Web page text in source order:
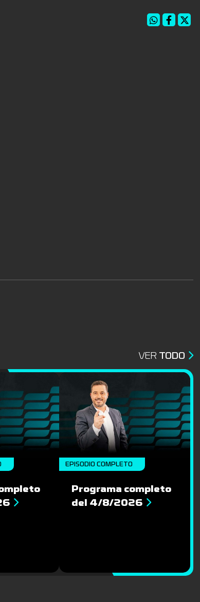
VER TODO
EPISODIO COMPLETO
Programa completo
del 4/8/2026